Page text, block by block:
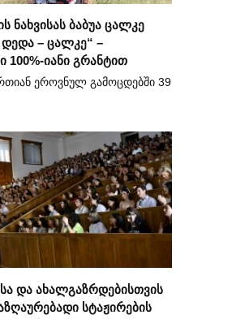
ნახვისას ბაბუა ცალკე
– ცალკე“ –
100%-იანი გრანტით
ეროვნულ გამოცდებში 39
და ახალგაზრდებისთვის
სტაჟირების